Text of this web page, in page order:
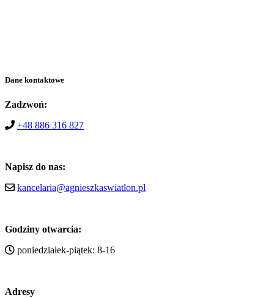
Dane kontaktowe
Zadzwoń:
+48 886 316 827
Napisz do nas:
kancelaria@agnieszkaswiatlon.pl
Godziny otwarcia:
poniedziałek-piątek: 8-16
Adresy